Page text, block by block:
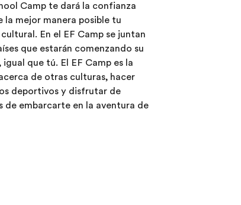
Camp te dará la confianza
la mejor manera posible tu
En el EF Camp se juntan
que estarán comenzando su
que tú. El EF Camp es la
de otras culturas, hacer
deportivos y disfrutar de
de embarcarte en la aventura de